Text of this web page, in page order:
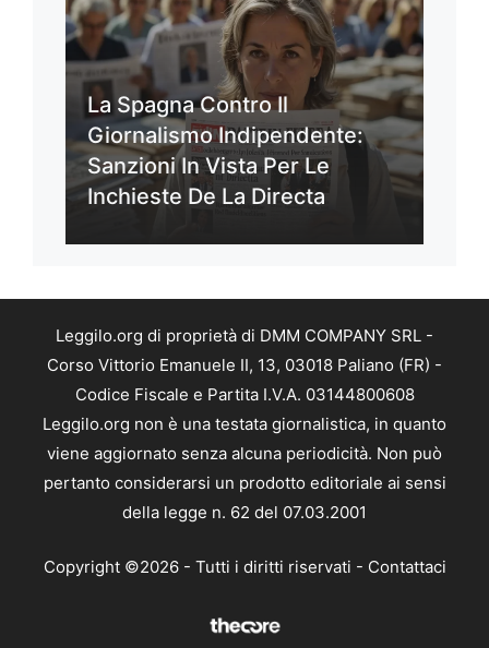
La Spagna Contro Il
Giornalismo Indipendente:
Sanzioni In Vista Per Le
Inchieste De La Directa
Leggilo.org di proprietà di DMM COMPANY SRL -
Corso Vittorio Emanuele II, 13, 03018 Paliano (FR) -
Codice Fiscale e Partita I.V.A. 03144800608
Leggilo.org non è una testata giornalistica, in quanto
viene aggiornato senza alcuna periodicità. Non può
pertanto considerarsi un prodotto editoriale ai sensi
della legge n. 62 del 07.03.2001
Copyright ©2026 - Tutti i diritti riservati - Contattaci